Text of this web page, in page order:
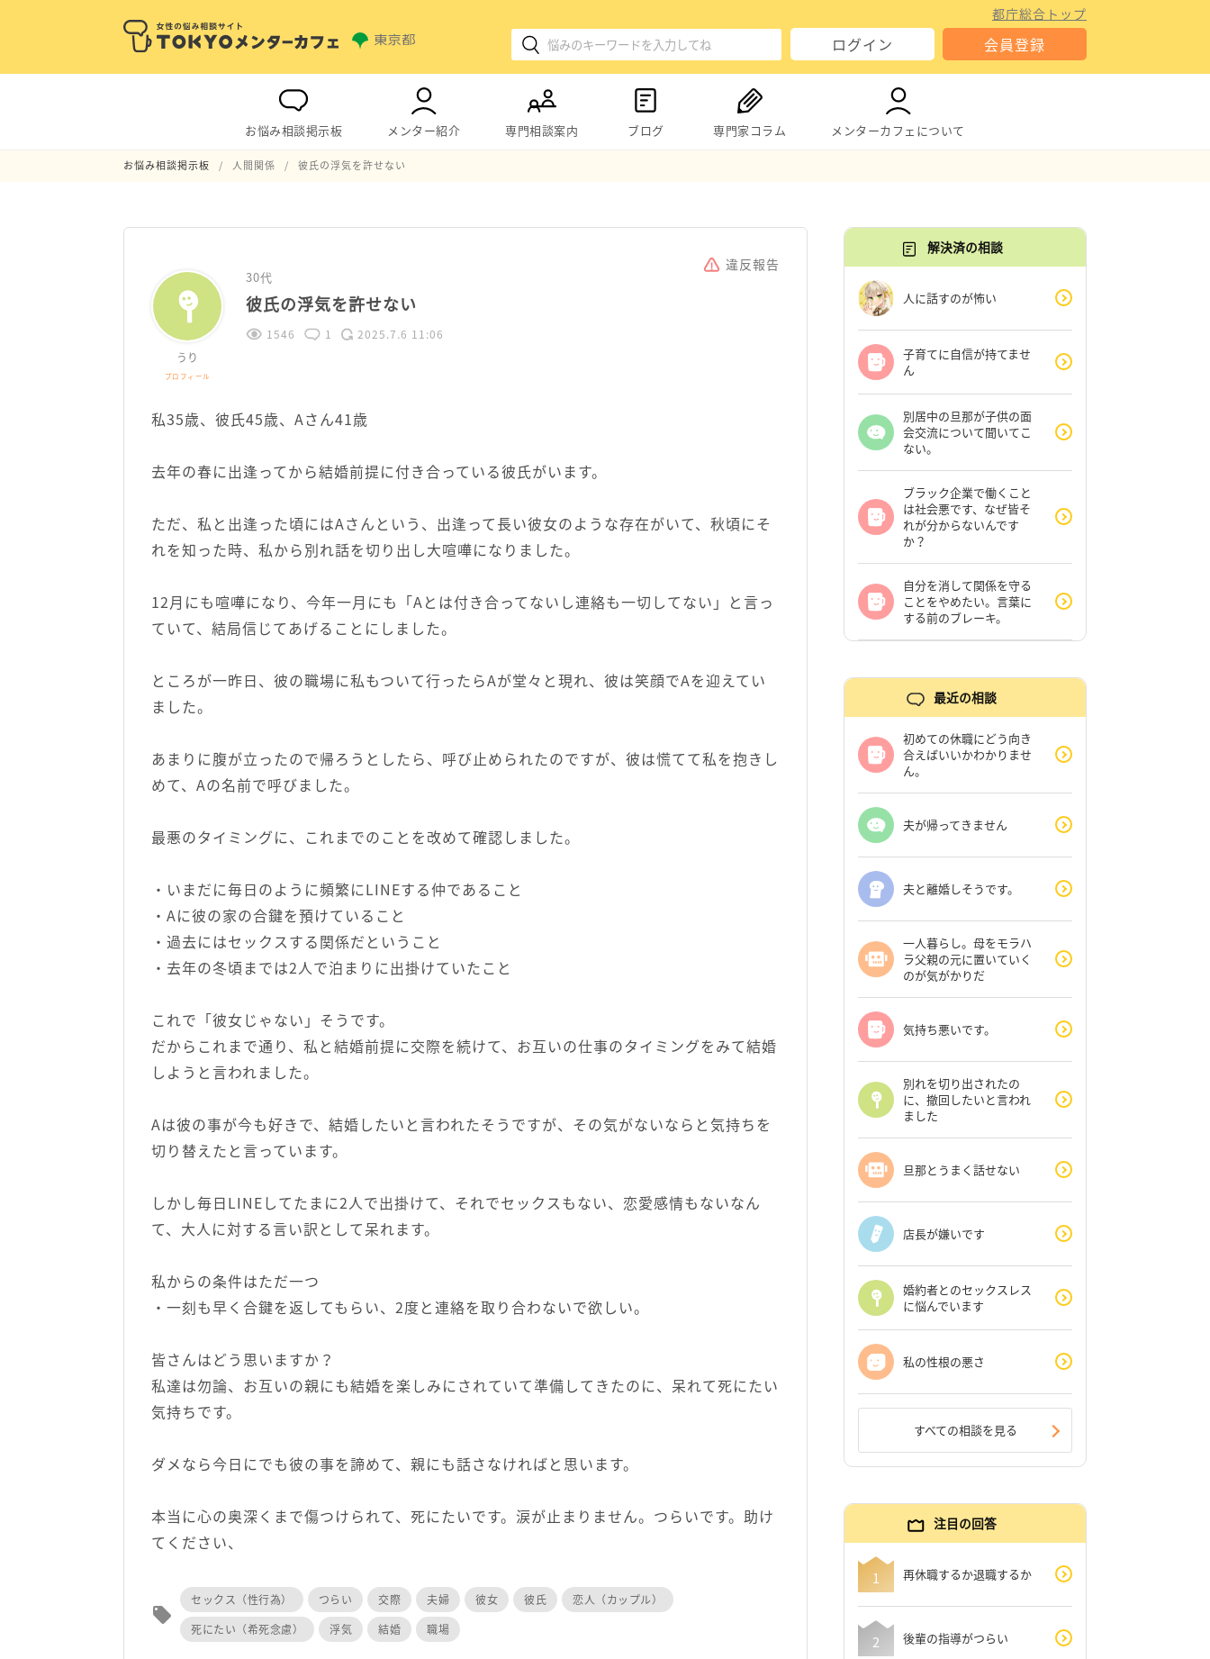
都庁総合トップ
ログイン 会員登録
お悩み相談掲示板 メンター紹介 専門相談案内 ブログ 専門家コラム メンターカフェについて
お悩み相談掲示板 人間関係 彼氏の浮気を許せない
違反報告
うり
プロフィール
30代
彼氏の浮気を許せない
1546 1 2025.7.6 11:06
私35歳、彼氏45歳、Aさん41歳
去年の春に出逢ってから結婚前提に付き合っている彼氏がいます。
ただ、私と出逢った頃にはAさんという、出逢って長い彼女のような存在がいて、秋頃にそ
れを知った時、私から別れ話を切り出し大喧嘩になりました。
12月にも喧嘩になり、今年一月にも「Aとは付き合ってないし連絡も一切してない」と言っ
ていて、結局信じてあげることにしました。
ところが一昨日、彼の職場に私もついて行ったらAが堂々と現れ、彼は笑顔でAを迎えてい
ました。
あまりに腹が立ったので帰ろうとしたら、呼び止められたのですが、彼は慌てて私を抱きし
めて、Aの名前で呼びました。
最悪のタイミングに、これまでのことを改めて確認しました。
・いまだに毎日のように頻繁にLINEする仲であること
・Aに彼の家の合鍵を預けていること
・過去にはセックスする関係だということ
・去年の冬頃までは2人で泊まりに出掛けていたこと
これで「彼女じゃない」そうです。
だからこれまで通り、私と結婚前提に交際を続けて、お互いの仕事のタイミングをみて結婚
しようと言われました。
Aは彼の事が今も好きで、結婚したいと言われたそうですが、その気がないならと気持ちを
切り替えたと言っています。
しかし毎日LINEしてたまに2人で出掛けて、それでセックスもない、恋愛感情もないなん
て、大人に対する言い訳として呆れます。
私からの条件はただ一つ
・一刻も早く合鍵を返してもらい、2度と連絡を取り合わないで欲しい。
皆さんはどう思いますか？
私達は勿論、お互いの親にも結婚を楽しみにされていて準備してきたのに、呆れて死にたい
気持ちです。
ダメなら今日にでも彼の事を諦めて、親にも話さなければと思います。
本当に心の奥深くまで傷つけられて、死にたいです。涙が止まりません。つらいです。助け
てください、
local_offer
セックス（性行為） つらい 交際 夫婦 彼女 彼氏
恋人（カップル）
死にたい（希死念慮）
浮気 結婚 職場
解決済の相談
人に話すのが怖い
子育てに自信が持てませ
ん
別居中の旦那が子供の面
会交流について聞いてこ
ない。
ブラック企業で働くこと
は社会悪です、なぜ皆そ
れが分からないんです
か？
自分を消して関係を守る
ことをやめたい。言葉に
する前のブレーキ。
最近の相談
初めての休職にどう向き
合えばいいかわかりませ
ん。
夫が帰ってきません
夫と離婚しそうです。
一人暮らし。母をモラハ
ラ父親の元に置いていく
のが気がかりだ
気持ち悪いです。
別れを切り出されたの
に、撤回したいと言われ
ました
旦那とうまく話せない
店長が嫌いです
婚約者とのセックスレス
に悩んでいます
私の性根の悪さ
すべての相談を見る
注目の回答
再休職するか退職するか
後輩の指導がつらい